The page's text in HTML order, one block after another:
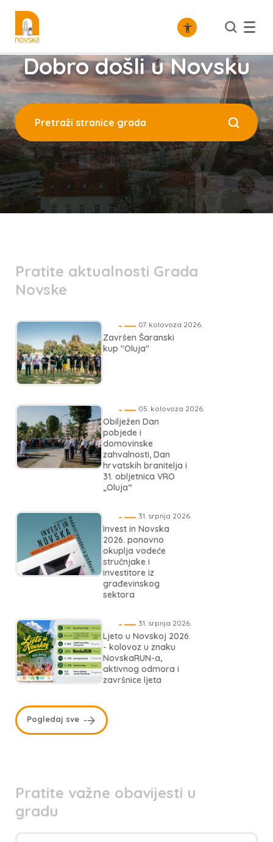
Dobro došli u Novsku
Pratite aktualnosti Grada
Novske
07. kolovoza 2026.
Završen Šaranski
kup "Oluja"
05. kolovoza 2026.
Obilježen Dan
pobjede i
domovinske
zahvalnosti, Dan
hrvatskih branitelja i
31. obljetnica VRO
„Oluja“
31. srpnja 2026.
Invest in Novska
2026. ponovno
okuplja vodeće
stručnjake i
investitore iz
građevinskog
sektora
31. srpnja 2026.
Ljeto u Novskoj 2026.
- kolovoz u znaku
NovskaRUN-a,
aktivnog odmora i
završnice ljeta
Pogledaj sve
Pratite važne obavijesti u
gradu